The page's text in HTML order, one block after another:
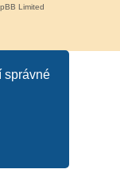
správné
Limited